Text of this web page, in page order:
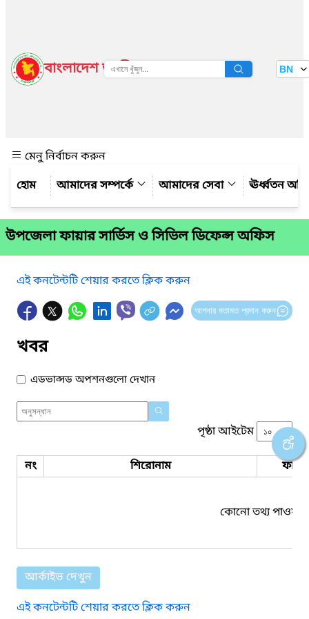
বাংলাদেশ জাতীয় তথ্য বাতায়ন BN
মেনু নির্বাচন করুন
আমাদের সম্পর্কে
আমাদের সেবা ঊর্ধ্বতন
উপজেলা ফায়ার সার্ভিস ও সিভিল ডিফেন্স অফিস
এই কনটেন্টটি শেয়ার করতে ক্লিক করুন
আপনার মতামত প্রদান করুন
খবর
এডভান্সড অপশনগুলো দেখান
পৃষ্ঠা আইটেম
নং শিরোনাম ফাইল
কোনো তথ্য পাওয়া
আর্কাইভ দেখুন
এই কনটেন্টটি শেয়ার করতে ক্লিক করুন